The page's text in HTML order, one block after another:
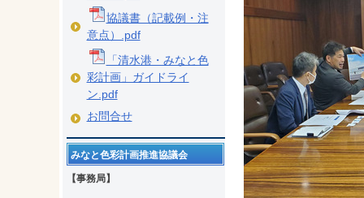
協議書（記載例・注
意点）.pdf
「清水港・みなと色
彩計画」ガイドライ
ン.pdf
お問合せ
みなと色彩計画推進協議会
【事務局】